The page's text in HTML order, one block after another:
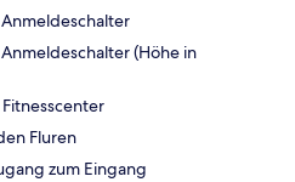
(Höhe in
Fluren
zum Eingang